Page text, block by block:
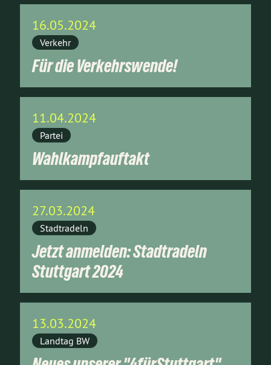
16.05.2024
Verkehr
Für die Verkehrswende!
11.04.2024
Partei
Wahlkampfauftakt
27.03.2024
Stadtradeln
Jetzt anmelden: Stadtradeln
Stuttgart 2024
13.03.2024
Landtag BW